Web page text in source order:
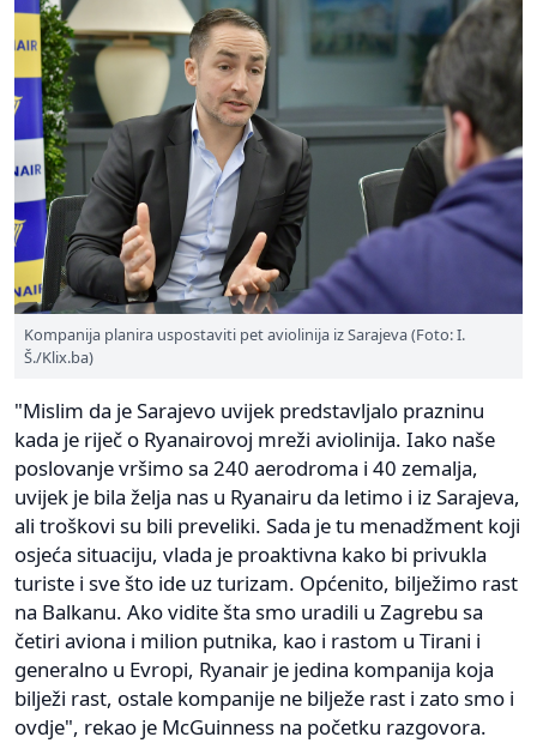
Kompanija planira uspostaviti pet aviolinija iz Sarajeva (Foto: I.
Š./Klix.ba)
"Mislim da je Sarajevo uvijek predstavljalo prazninu
kada je riječ o Ryanairovoj mreži aviolinija. Iako naše
poslovanje vršimo sa 240 aerodroma i 40 zemalja,
uvijek je bila želja nas u Ryanairu da letimo i iz Sarajeva,
ali troškovi su bili preveliki. Sada je tu menadžment koji
osjeća situaciju, vlada je proaktivna kako bi privukla
turiste i sve što ide uz turizam. Općenito, bilježimo rast
na Balkanu. Ako vidite šta smo uradili u Zagrebu sa
četiri aviona i milion putnika, kao i rastom u Tirani i
generalno u Evropi, Ryanair je jedina kompanija koja
bilježi rast, ostale kompanije ne bilježe rast i zato smo i
ovdje", rekao je McGuinness na početku razgovora.